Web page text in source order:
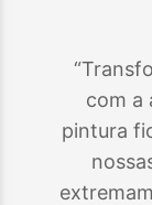
com a
pintura